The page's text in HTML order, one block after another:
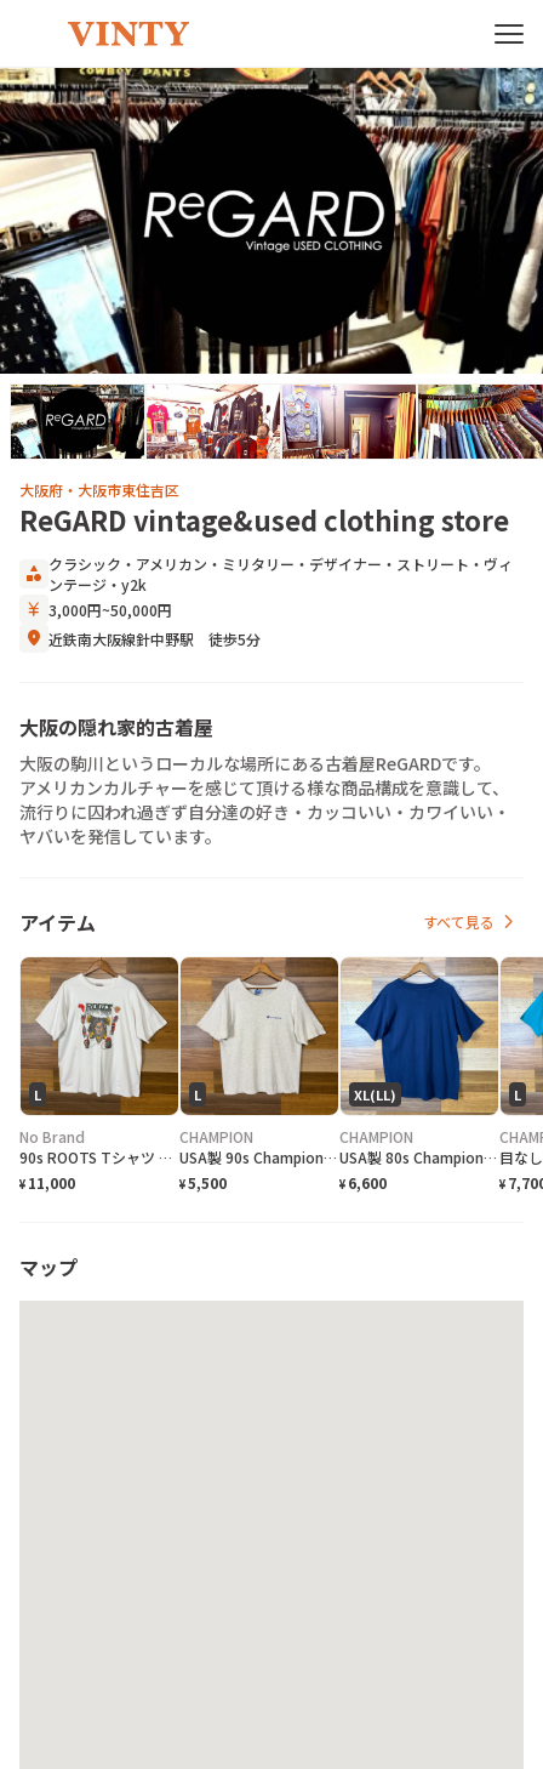
大阪府・大阪市東住吉区
ReGARD vintage&used clothing store
category クラシック ・ アメリカン ・ ミリタリー ・ デザイナー ・ ストリート ・ ヴィ
ンテージ ・ y2k
currency_yen 3,000円~50,000円
location_on 近鉄南大阪線針中野駅 徒歩5分
大阪の隠れ家的古着屋
大阪の駒川というローカルな場所にある古着屋ReGARDです。
アメリカンカルチャーを感じて頂ける様な商品構成を意識して、
流行りに囚われ過ぎず自分達の好き・カッコいい・カワイいい・
ヤバいを発信しています。
アイテム すべて見る chevron_right
L
No Brand
90s ROOTS Tシャツ サイズ メンズ L 90年代 VINTAGE ヴィンテージ 古着 r25060680/ホワイト
¥ 11,000
L
CHAMPION
USA製 90s Champion チャンピオン Tシャツ サイズ メンズ L 袖アメリカ製 90年代 VINTAGE ヴィンテージ 古着 r25060692/グレー
¥5,500
XL(LL)
CHAMPION
USA製 80s Champion NOTRE DAME チャンピオン カレッジ Tシャツ サイズ メンズ XL 80年代 VINTAGE ヴィンテージ 古着 r25060697/ブルー
¥ 6,600
L
¥
マップ